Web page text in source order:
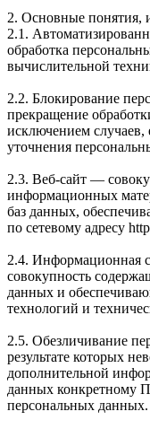
2. Основные понятия,
2.1.
обработка
вычислительной
2.2. Блокирование
прекращение
исключением случаев,
уточнения
2.3. Веб-сайт —
информационных
баз данных,
по сетевому адресу
2.4. Информационная
совокупность
данных и
технологий и
2.5. Обезличивание
результате которых
дополнительной
данных конкретному
персональных данных.